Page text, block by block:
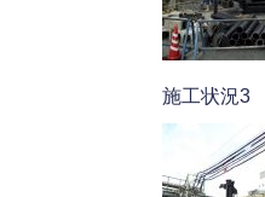
施工状況3